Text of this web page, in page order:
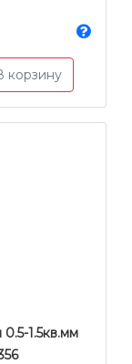
корзину
1.5кв.мм